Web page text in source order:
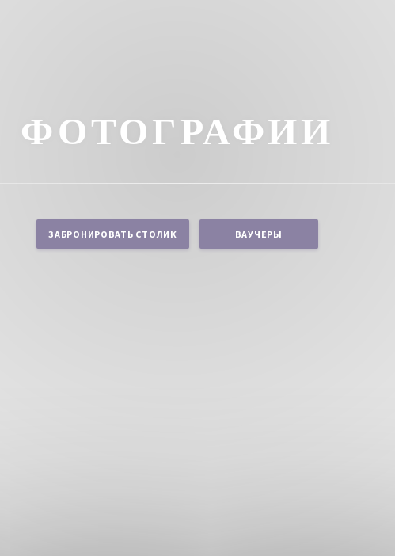
ФОТОГРАФИИ
ЗАБРОНИРОВАТЬ СТОЛИК ВАУЧЕРЫ